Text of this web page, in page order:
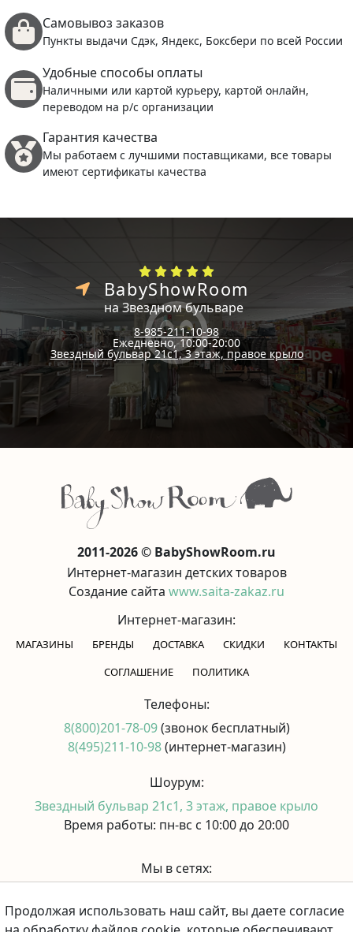
Самовывоз заказов
Пункты выдачи Сдэк, Яндекс, Боксбери по всей России
Удобные способы оплаты
Наличными или картой курьеру, картой онлайн,
переводом на р/с организации
Гарантия качества
Мы работаем с лучшими поставщиками, все товары
имеют сертификаты качества
BabyShowRoom
на Звездном бульваре
8-985-211-10-98
Ежедневно, 10:00-20:00
Звездный бульвар 21с1, 3 этаж, правое крыло
2011-2026 © BabyShowRoom.ru
Интернет-магазин детских товаров
Создание сайта www.saita-zakaz.ru
Интернет-магазин:
МАГАЗИНЫ БРЕНДЫ ДОСТАВКА СКИДКИ
КОНТАКТЫ
CОГЛАШЕНИЕ
ПОЛИТИКА
Телефоны:
8(800)201-78-09(звонок бесплатный)
8(495)211-10-98(интернет-магазин)
Шоурум:
Звездный бульвар 21с1, 3 этаж, правое крыло
Время работы: пн-вс с 10:00 до 20:00
Мы в сетях:
Принимаем к оплате:
Продолжая использовать наш сайт, вы даете согласие